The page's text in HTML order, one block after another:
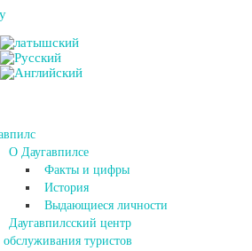
О Даугавпилсе
Факты и цифры
История
Выдающиеся личности
Даугавпилсский центр
обслуживания туристов